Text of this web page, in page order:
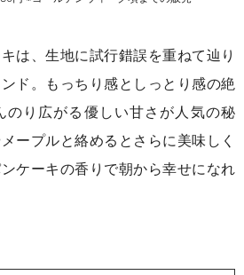
は、生地に試行錯誤を重ねて辿り
ド。もっちり感としっとり感の絶
のり広がる優しい甘さが人気の秘
ープルと絡めるとさらに美味しく
ケーキの香りで朝から幸せになれ